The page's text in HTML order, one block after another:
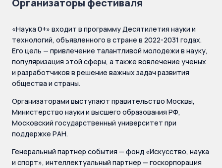
Организаторы фестиваля
«Наука 0+» входит в программу Десятилетия науки и
технологий, объявленного в стране в 2022-2031 годах.
Его цель — привлечение талантливой молодежи в науку,
популяризация этой сферы, а также вовлечение ученых
и разработчиков в решение важных задач развития
общества и страны.
Организаторами выступают правительство Москвы,
Министерство науки и высшего образования РФ,
Московский государственный университет при
поддержке РАН.
Генеральный партнер события — фонд «Искусство, наука
и спорт», интеллектуальный партнер — госкорпорация